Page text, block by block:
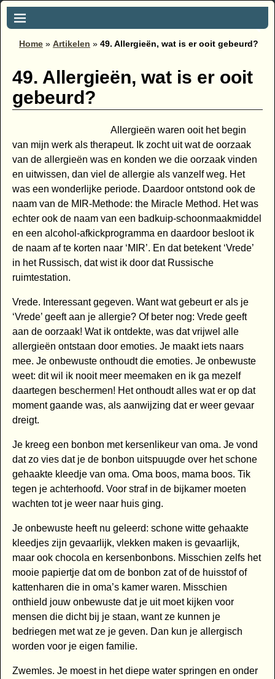
Home » Artikelen » 49. Allergieën, wat is er ooit gebeurd?
49. Allergieën, wat is er ooit
gebeurd?
Allergieën waren ooit het begin
van mijn werk als therapeut. Ik zocht uit wat de oorzaak
van de allergieën was en konden we die oorzaak vinden
en uitwissen, dan viel de allergie als vanzelf weg. Het
was een wonderlijke periode. Daardoor ontstond ook de
naam van de MIR-Methode: the Miracle Method. Het was
echter ook de naam van een badkuip-schoonmaakmiddel
en een alcohol-afkickprogramma en daardoor besloot ik
de naam af te korten naar ‘MIR’. En dat betekent ‘Vrede’
in het Russisch, dat wist ik door dat Russische
ruimtestation.
Vrede. Interessant gegeven. Want wat gebeurt er als je
‘Vrede’ geeft aan je allergie? Of beter nog: Vrede geeft
aan de oorzaak! Wat ik ontdekte, was dat vrijwel alle
allergieën ontstaan door emoties. Je maakt iets naars
mee. Je onbewuste onthoudt die emoties. Je onbewuste
weet: dit wil ik nooit meer meemaken en ik ga mezelf
daartegen beschermen! Het onthoudt alles wat er op dat
moment gaande was, als aanwijzing dat er weer gevaar
dreigt.
Je kreeg een bonbon met kersenlikeur van oma. Je vond
dat zo vies dat je de bonbon uitspuugde over het schone
gehaakte kleedje van oma. Oma boos, mama boos. Tik
tegen je achterhoofd. Voor straf in de bijkamer moeten
wachten tot je weer naar huis ging.
Je onbewuste heeft nu geleerd: schone witte gehaakte
kleedjes zijn gevaarlijk, vlekken maken is gevaarlijk,
maar ook chocola en kersenbonbons. Misschien zelfs het
mooie papiertje dat om de bonbon zat of de huisstof of
kattenharen die in oma’s kamer waren. Misschien
onthield jouw onbewuste dat je uit moet kijken voor
mensen die dicht bij je staan, want ze kunnen je
bedriegen met wat ze je geven. Dan kun je allergisch
worden voor je eigen familie.
Zwemles. Je moest in het diepe water springen en onder